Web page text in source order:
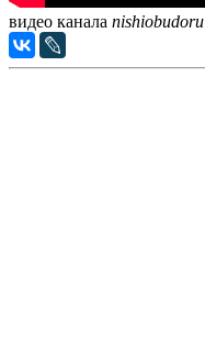
видео канала nishiobudoru